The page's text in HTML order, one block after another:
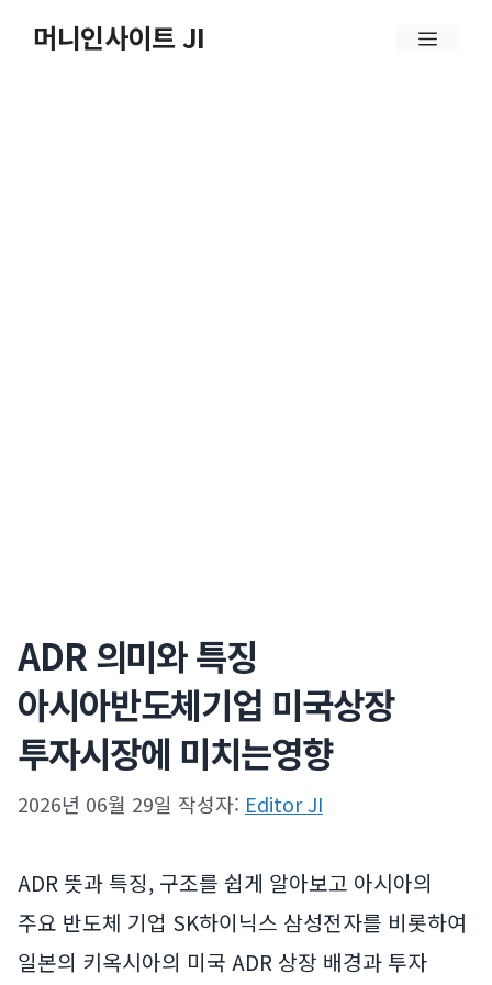
머니인사이트 JI
메
ADR 의미와 특징
아시아반도체기업 미국상장
투자시장에 미치는영향
2026년 06월 29일 작성자: Editor JI
ADR 뜻과 특징, 구조를 쉽게 알아보고 아시아의
주요 반도체 기업 SK하이닉스 삼성전자를 비롯하여
일본의 키옥시아의 미국 ADR 상장 배경과 투자